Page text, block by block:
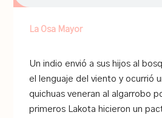
La Osa Mayor
Un indio envió a sus hijos al
el lenguaje del viento y ocurrió
quichuas veneran al algarrobo
primeros Lakota hicieron un